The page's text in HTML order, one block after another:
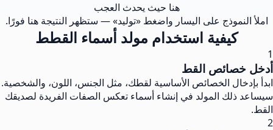
هنا حيث يحدث العجب
املأ النموذج على اليسار واضغط «توليد» — ستظهر النتيجة هنا فورًا.
كيفية استخدام مولد أسماء القطط
1
أدخل خصائص القط
ابدأ بإدخال الخصائص الأساسية لقطك، مثل الجنس، اللون، والشخصية.
سيساعد ذلك المولد في إنشاء أسماء تعكس الصفات الفريدة لصديقك
القط.
2